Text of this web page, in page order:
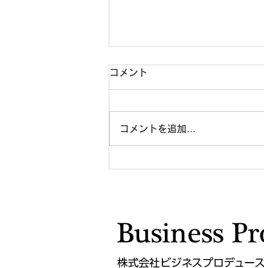
管理職でなくても、リーダー
影響力」
コメント
コメントを追加…
株式会社ビジネスプロデュース